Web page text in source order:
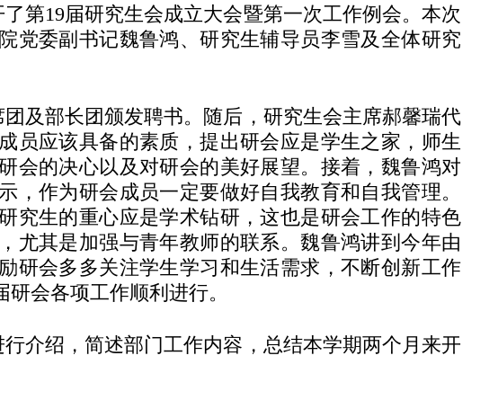
了第19届研究生会成立大会暨第一次工作例会。本次
党委副书记魏鲁鸿、研究生辅导员李雪及全体研究
及部长团颁发聘书。随后，研究生会主席郝馨瑞代
员应该具备的素质，提出研会应是学生之家，师生
会的决心以及对研会的美好展望。接着，魏鲁鸿对
作为研会成员一定要做好自我教育和自我管理。
究生的重心应是学术钻研，这也是研会工作的特色
尤其是加强与青年教师的联系。魏鲁鸿讲到今年由
研会多多关注学生学习和生活需求，不断创新工作
会各项工作顺利进行。
介绍，简述部门工作内容，总结本学期两个月来开